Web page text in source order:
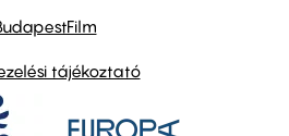
tájékoztató